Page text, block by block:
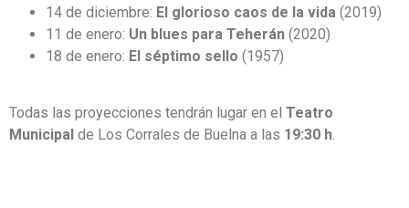
14 de diciembre: El glorioso caos de la vida (2019)
11 de enero: Un blues para Teherán (2020)
18 de enero: El séptimo sello (1957)
Todas las proyecciones tendrán lugar en el Teatro
Municipal de Los Corrales de Buelna a las 19:30 h.